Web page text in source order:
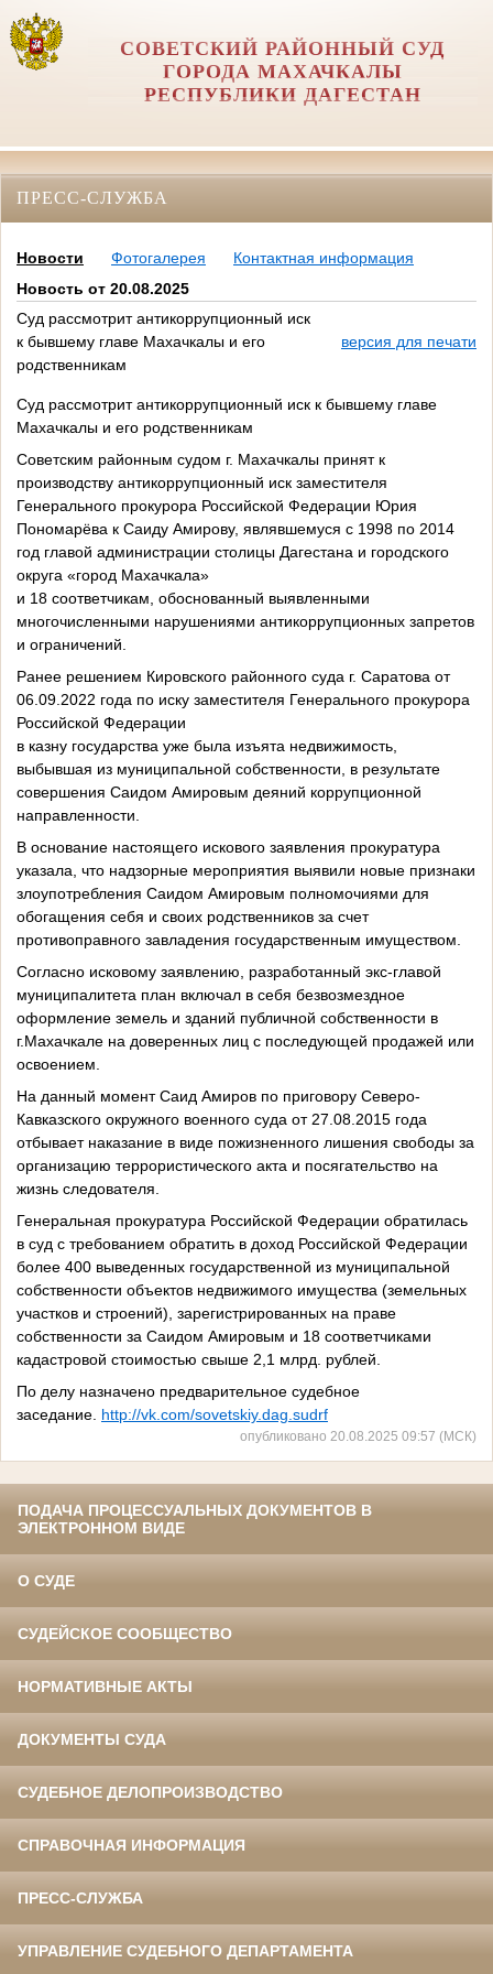
СОВЕТСКИЙ РАЙОННЫЙ СУД
ГОРОДА МАХАЧКАЛЫ
РЕСПУБЛИКИ ДАГЕСТАН
ПРЕСС-СЛУЖБА
Новости Фотогалерея
Контактная информация
Новость от 20.08.2025
Суд рассмотрит антикоррупционный иск
к бывшему главе Махачкалы и его
родственникам
версия для печати
Суд рассмотрит антикоррупционный иск к бывшему главе
Махачкалы и его родственникам
Советским районным судом г. Махачкалы принят к
производству антикоррупционный иск заместителя
Генерального прокурора Российской Федерации Юрия
Пономарёва к Саиду Амирову, являвшемуся с 1998 по 2014
год главой администрации столицы Дагестана и городского
округа «город Махачкала»
и 18 соответчикам, обоснованный выявленными
многочисленными нарушениями антикоррупционных запретов
и ограничений.
Ранее решением Кировского районного суда г. Саратова от
06.09.2022 года по иску заместителя Генерального прокурора
Российской Федерации
в казну государства уже была изъята недвижимость,
выбывшая из муниципальной собственности, в результате
совершения Саидом Амировым деяний коррупционной
направленности.
В основание настоящего искового заявления прокуратура
указала, что надзорные мероприятия выявили новые признаки
злоупотребления Саидом Амировым полномочиями для
обогащения себя и своих родственников за счет
противоправного завладения государственным имуществом.
Согласно исковому заявлению, разработанный экс-главой
муниципалитета план включал в себя безвозмездное
оформление земель и зданий публичной собственности в
г.Махачкале на доверенных лиц с последующей продажей или
освоением.
На данный момент Саид Амиров по приговору Северо-
Кавказского окружного военного суда от 27.08.2015 года
отбывает наказание в виде пожизненного лишения свободы за
организацию террористического акта и посягательство на
жизнь следователя.
Генеральная прокуратура Российской Федерации обратилась
в суд с требованием обратить в доход Российской Федерации
более 400 выведенных государственной из муниципальной
собственности объектов недвижимого имущества (земельных
участков и строений), зарегистрированных на праве
собственности за Саидом Амировым и 18 соответчиками
кадастровой стоимостью свыше 2,1 млрд. рублей.
По делу назначено предварительное судебное
заседание. http://vk.com/sovetskiy.dag.sudrf
опубликовано 20.08.2025 09:57 (МСК)
ПОДАЧА ПРОЦЕССУАЛЬНЫХ ДОКУМЕНТОВ В
ЭЛЕКТРОННОМ ВИДЕ
О СУДЕ
СУДЕЙСКОЕ СООБЩЕСТВО
НОРМАТИВНЫЕ АКТЫ
ДОКУМЕНТЫ СУДА
СУДЕБНОЕ ДЕЛОПРОИЗВОДСТВО
СПРАВОЧНАЯ ИНФОРМАЦИЯ
ПРЕСС-СЛУЖБА
УПРАВЛЕНИЕ СУДЕБНОГО ДЕПАРТАМЕНТА